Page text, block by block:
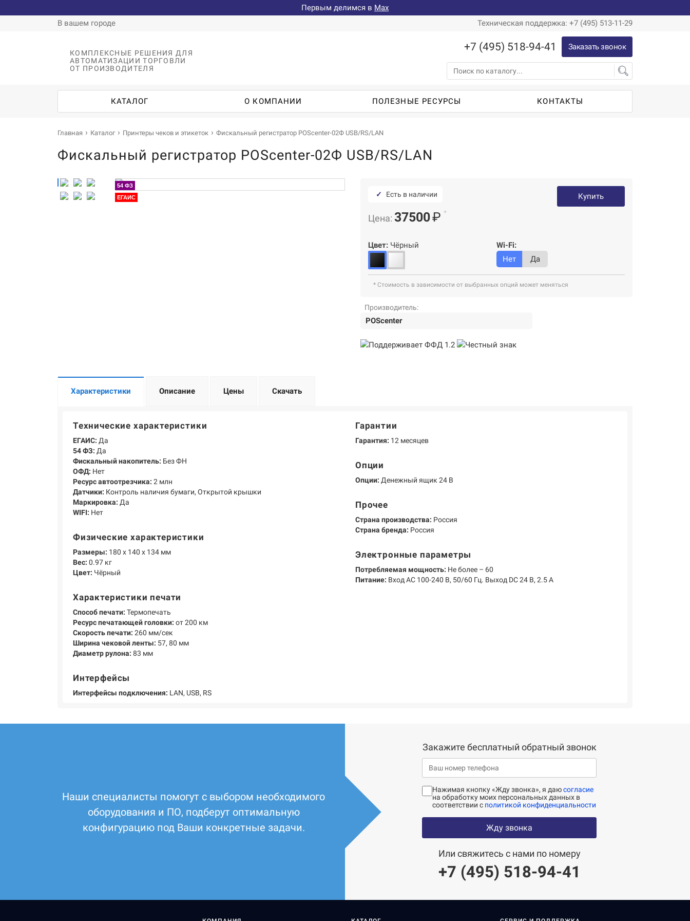
Первым делимся в Max
В вашем городе
Техническая поддержка: +7 (495) 513-11-29
КОМПЛЕКСНЫЕ РЕШЕНИЯ ДЛЯ
АВТОМАТИЗАЦИИ ТОРГОВЛИ
ОТ ПРОИЗВОДИТЕЛЯ
+7 (495) 518-94-41 Заказать звонок
КАТАЛОГ О КОМПАНИИ ПОЛЕЗНЫЕ РЕСУРСЫ КОНТАКТЫ
Главная Каталог Принтеры чеков и этикеток Фискальный регистратор POScenter-02Ф USB/RS/LAN
Фискальный регистратор POScenter-02Ф USB/RS/LAN
ЕГАИС
54 ФЗ
Купить
✓ Есть в наличии
Цена: 37500₽ *
Цвет: Чёрный
Wi-Fi:
Нет
Да
* Стоимость в зависимости от выбранных опций может меняться
Производитель:
POScenter
Характеристики Описание Цены Скачать
Технические характеристики
ЕГАИС: Да
54 ФЗ: Да
Фискальный накопитель: Без ФН
ОФД: Нет
Ресурс автоотрезчика: 2 млн
Датчики: Контроль наличия бумаги, Открытой крышки
Маркировка: Да
WIFI: Нет
Физические характеристики
Размеры: 180 х 140 х 134 мм
Вес: 0.97 кг
Цвет: Чёрный
Характеристики печати
Способ печати: Термопечать
Ресурс печатающей головки: от 200 км
Скорость печати: 260 мм/сек
Ширина чековой ленты: 57, 80 мм
Диаметр рулона: 83 мм
Интерфейсы
Интерфейсы подключения: LAN, USB, RS
Гарантии
Гарантия: 12 месяцев
Опции
Опции: Денежный ящик 24 В
Прочее
Страна производства: Россия
Страна бренда: Россия
Электронные параметры
Потребляемая мощность: Не более – 60
Питание: Вход AC 100-240 В, 50/60 Гц. Выход DC 24 В, 2.5 А
Наши специалисты помогут с выбором необходимого
оборудования и ПО, подберут оптимальную
конфигурацию под Ваши конкретные задачи.
Закажите бесплатный обратный звонок
Нажимая кнопку «Жду звонка», я даюсогласие
на обработку моих персональных данных в
соответствии с политикой конфиденциальности
Жду звонка
Или свяжитесь с нами по номеру
+7 (495) 518-94-41